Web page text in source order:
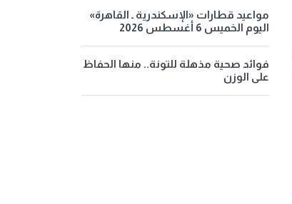
مواعيد قطارات «الإسكندرية ـ القاهرة»
اليوم الخميس 6 أغسطس 2026
فوائد صحية مذهلة للتونة.. منها الحفاظ
على الوزن